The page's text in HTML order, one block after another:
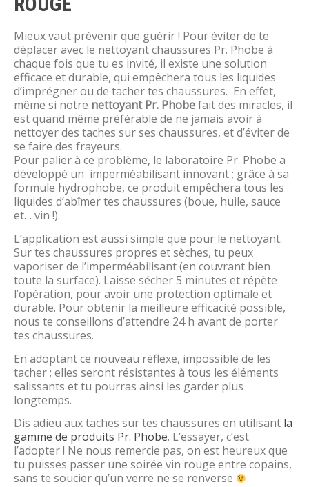
Mieux vaut prévenir que guérir ! Pour éviter de te
déplacer avec le nettoyant chaussures Pr. Phobe à
chaque fois que tu es invité, il existe une solution
efficace et durable, qui empêchera tous les liquides
d’imprégner ou de tacher tes chaussures. En effet,
même si notre nettoyant Pr. Phobefait des miracles, il
est quand même préférable de ne jamais avoir à
nettoyer des taches sur ses chaussures, et d’éviter de
se faire des frayeurs.
Pour palier à ce problème, le laboratoire Pr. Phobe a
développé un imperméabilisant innovant ; grâce à sa
formule hydrophobe, ce produit empêchera tous les
liquides d’abîmer tes chaussures (boue, huile, sauce
et… vin !).
L’application est aussi simple que pour le nettoyant.
Sur tes chaussures propres et sèches, tu peux
vaporiser de l’imperméabilisant (en couvrant bien
toute la surface). Laisse sécher 5 minutes et répète
l’opération, pour avoir une protection optimale et
durable. Pour obtenir la meilleure efficacité possible,
nous te conseillons d’attendre 24 h avant de porter
tes chaussures.
En adoptant ce nouveau réflexe, impossible de les
tacher ; elles seront résistantes à tous les éléments
salissants et tu pourras ainsi les garder plus
longtemps.
Dis adieu aux taches sur tes chaussures en utilisant la
gamme de produits Pr. Phobe. L’essayer, c’est
l’adopter ! Ne nous remercie pas, on est heureux que
tu puisses passer une soirée vin rouge entre copains,
sans te soucier qu’un verre ne se renverse